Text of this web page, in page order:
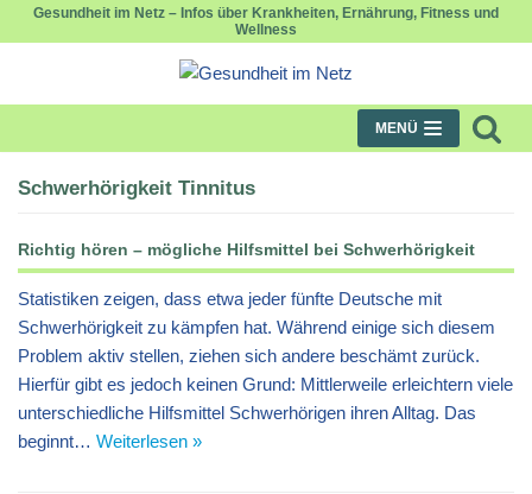
Gesundheit im Netz – Infos über Krankheiten, Ernährung, Fitness und
Wellness
MENÜ
Schwerhörigkeit Tinnitus
Richtig hören – mögliche Hilfsmittel bei Schwerhörigkeit
Statistiken zeigen, dass etwa jeder fünfte Deutsche mit
Schwerhörigkeit zu kämpfen hat. Während einige sich diesem
Problem aktiv stellen, ziehen sich andere beschämt zurück.
Hierfür gibt es jedoch keinen Grund: Mittlerweile erleichtern viele
unterschiedliche Hilfsmittel Schwerhörigen ihren Alltag. Das
beginnt… Weiterlesen »